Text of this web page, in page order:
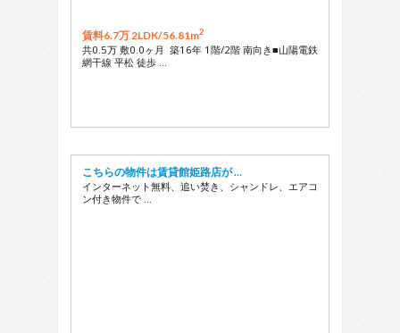
賃料6.7万 2LDK/56.81m2
共0.5万 敷0.0ヶ月 築16年 1階/2階 南向き■山陽電鉄
網干線 平松 徒歩 …
こちらの物件は賃貸館姫路店が …
インターネット無料、追い焚き、シャンドレ、エアコ
ン付き物件で …